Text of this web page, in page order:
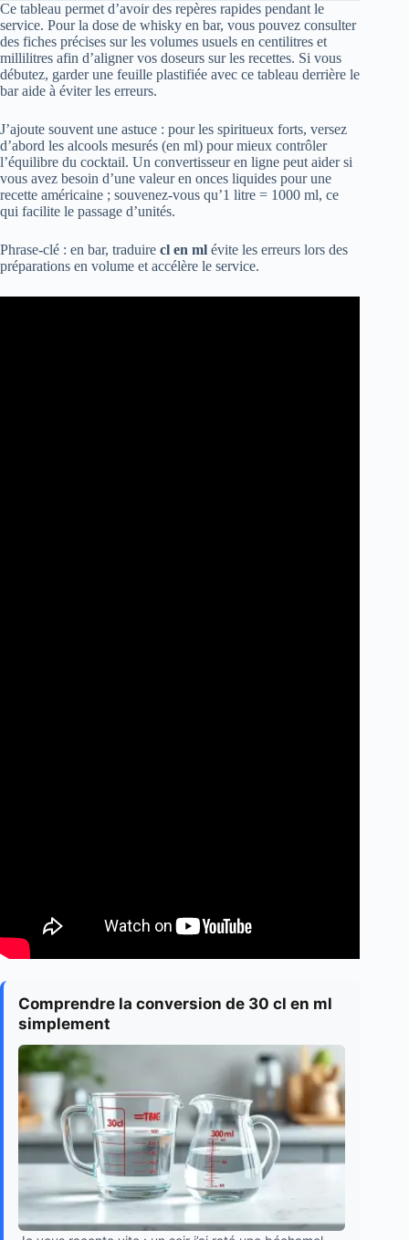
Ce tableau permet d’avoir des repères rapides pendant le
service. Pour la dose de whisky en bar, vous pouvez consulter
des fiches précises sur les volumes usuels en centilitres et
millilitres afin d’aligner vos doseurs sur les recettes. Si vous
débutez, garder une feuille plastifiée avec ce tableau derrière le
bar aide à éviter les erreurs.
J’ajoute souvent une astuce : pour les spiritueux forts, versez
d’abord les alcools mesurés (en ml) pour mieux contrôler
l’équilibre du cocktail. Un convertisseur en ligne peut aider si
vous avez besoin d’une valeur en onces liquides pour une
recette américaine ; souvenez-vous qu’1 litre = 1000 ml, ce
qui facilite le passage d’unités.
Phrase-clé : en bar, traduire cl en ml évite les erreurs lors des
préparations en volume et accélère le service.
Comprendre la conversion de 30 cl en ml
simplement